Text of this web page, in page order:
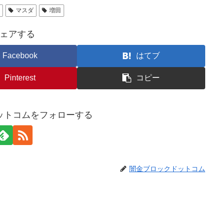
マスダ 増田
アする
Facebook はてブ
Pinterest コピー
トコムをフォローする
闇金ブロックドットコム